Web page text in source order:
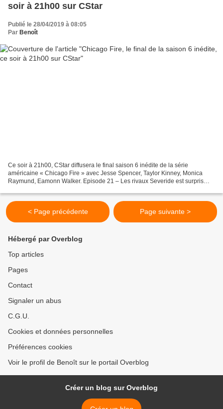
soir à 21h00 sur CStar
Publié le 28/04/2019 à 08:05
Par Benoît
Ce soir à 21h00, CStar diffusera le final saison 6 inédite de la série
américaine « Chicago Fire » avec Jesse Spencer, Taylor Kinney, Monica
Raymund, Eamonn Walker. Episode 21 – Les rivaux Severide est surpris
< Page précédente Page suivante >
Hébergé par Overblog
Top articles
Pages
Contact
Signaler un abus
C.G.U.
Cookies et données personnelles
Préférences cookies
Voir le profil de Benoît sur le portail Overblog
Créer un blog sur Overblog